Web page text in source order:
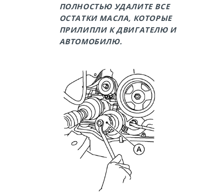
ПОЛНОСТЬЮ УДАЛИТЕ ВСЕ
ОСТАТКИ МАСЛА, КОТОРЫЕ
ПРИЛИПЛИ К ДВИГАТЕЛЮ И
АВТОМОБИЛЮ.